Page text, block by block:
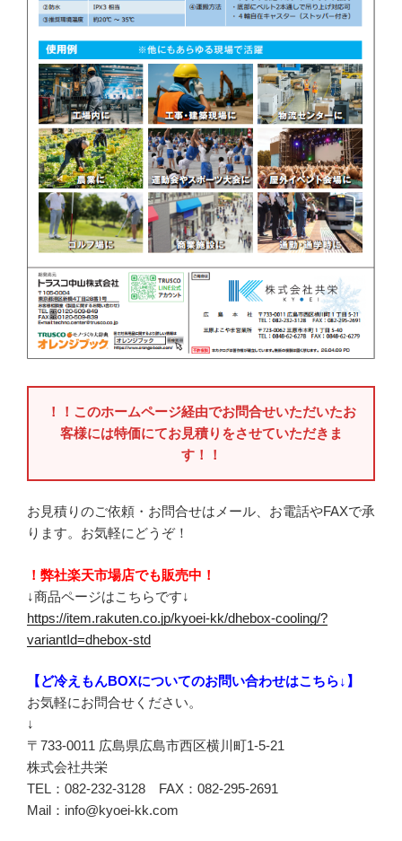
！！このホームページ経由でお問合せいただいたお
客様には特価にてお見積りをさせていただきま
す！！
お見積りのご依頼・お問合せはメール、お電話やFAXで承
ります。お気軽にどうぞ！
！弊社楽天市場店でも販売中！
↓商品ページはこちらです↓
https://item.rakuten.co.jp/kyoei-kk/dhebox-cooling/?
variantId=dhebox-std
【ど冷えもんBOXについてのお問い合わせはこちら↓】
お気軽にお問合せください。
↓
〒733-0011 広島県広島市西区横川町1-5-21
株式会社共栄
TEL：082-232-3128 FAX：082-295-2691
Mail：info@kyoei-kk.com